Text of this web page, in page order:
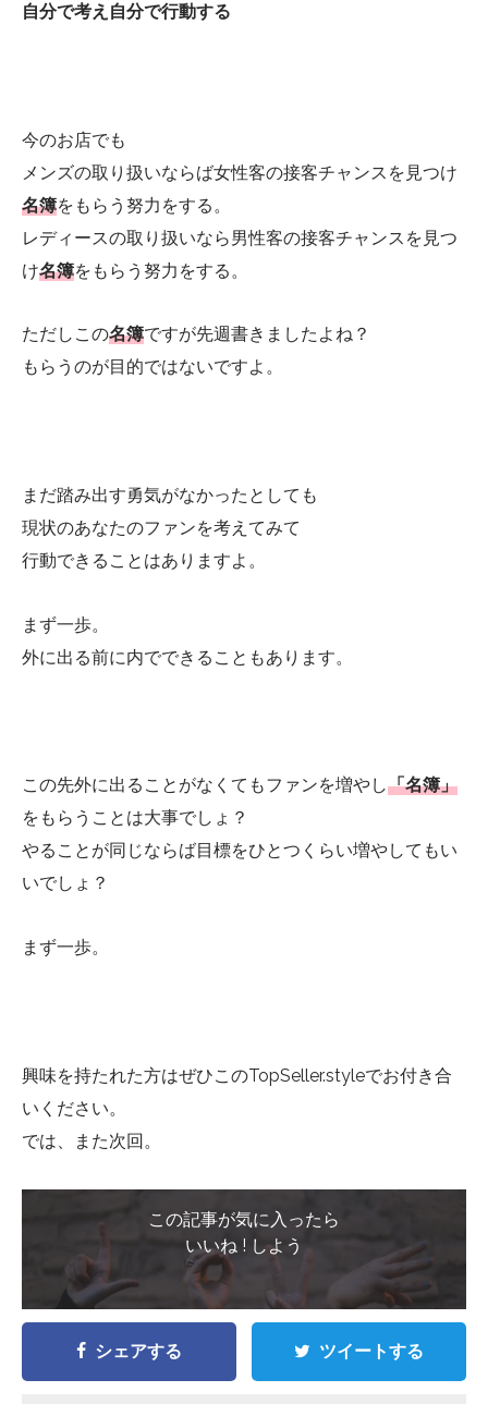
自分で考え自分で行動する
今のお店でも
メンズの取り扱いならば女性客の接客チャンスを見つけ
名簿をもらう努力をする。
レディースの取り扱いなら男性客の接客チャンスを見つ
け名簿をもらう努力をする。
ただしこの名簿ですが先週書きましたよね？
もらうのが目的ではないですよ。
まだ踏み出す勇気がなかったとしても
現状のあなたのファンを考えてみて
行動できることはありますよ。
まず一歩。
外に出る前に内でできることもあります。
この先外に出ることがなくてもファンを増やし「名簿」
をもらうことは大事でしょ？
やることが同じならば目標をひとつくらい増やしてもい
いでしょ？
まず一歩。
興味を持たれた方はぜひこのTopSeller.styleでお付き合
いください。
では、また次回。
この記事が気に入ったら
いいね ! しよう
シェアする ツイートする